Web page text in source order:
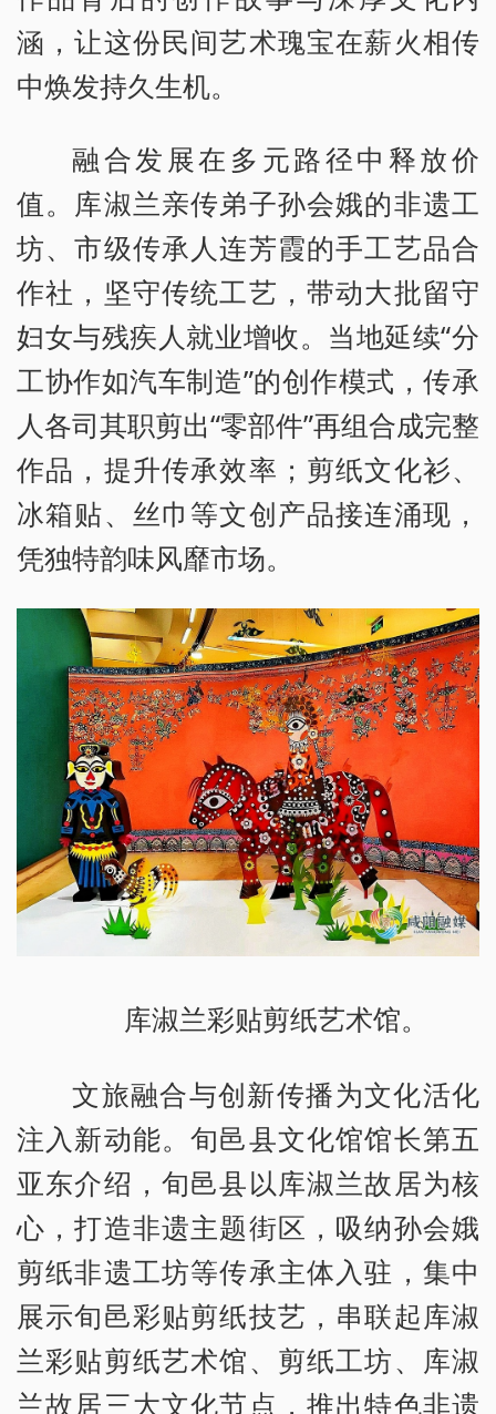
涵，让这份民间艺术瑰宝在薪火相传
中焕发持久生机。
融合发展在多元路径中释放价
值。库淑兰亲传弟子孙会娥的非遗工
坊、市级传承人连芳霞的手工艺品合
作社，坚守传统工艺，带动大批留守
妇女与残疾人就业增收。当地延续“分
工协作如汽车制造”的创作模式，传承
人各司其职剪出“零部件”再组合成完整
作品，提升传承效率；剪纸文化衫、
冰箱贴、丝巾等文创产品接连涌现，
凭独特韵味风靡市场。
库淑兰彩贴剪纸艺术馆。
文旅融合与创新传播为文化活化
注入新动能。旬邑县文化馆馆长第五
亚东介绍，旬邑县以库淑兰故居为核
心，打造非遗主题街区，吸纳孙会娥
剪纸非遗工坊等传承主体入驻，集中
展示旬邑彩贴剪纸技艺，串联起库淑
兰彩贴剪纸艺术馆、剪纸工坊、库淑
兰故居三大文化节点，推出特色非遗